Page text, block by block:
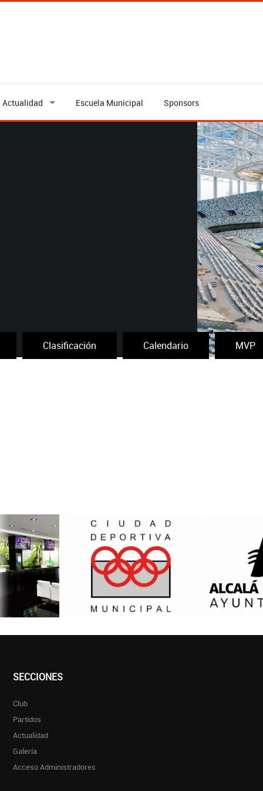
Actualidad Escuela Municipal Sponsors
Clasificación Calendario MVP
SECCIONES
Club
Partidos
Actualidad
Galería
Acceso Administradores